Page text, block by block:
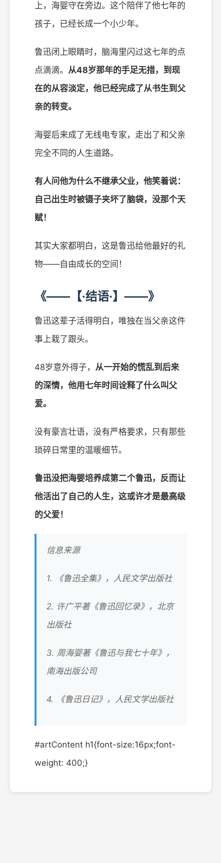
上，海婴守在旁边。这个陪伴了他七年的
孩子，已经长成一个小少年。
鲁迅闭上眼睛时，脑海里闪过这七年的点
点滴滴。 从48岁那年的手足无措，到现
在的从容淡定，他已经完成了从书生到父
亲的转变。
海婴后来成了无线电专家，走出了和父亲
完全不同的人生道路。
有人问他为什么不继承父业，他笑着说：
自己出生时被镊子夹坏了脑袋，没那个天
赋！
其实大家都明白，这是鲁迅给他最好的礼
物——自由成长的空间！
《——【·结语·】——》
鲁迅这辈子活得明白，唯独在当父亲这件
事上栽了跟头。
48岁意外得子， 从一开始的慌乱到后来
的深情，他用七年时间诠释了什么叫父
爱。
没有豪言壮语，没有严格要求，只有那些
琐碎日常里的温暖细节。
鲁迅没把海婴培养成第二个鲁迅，反而让
他活出了自己的人生，这或许才是最高级
的父爱！
信息来源
1. 《鲁迅全集》，人民文学出版社
2. 许广平著《鲁迅回忆录》，北京
出版社
3. 周海婴著《鲁迅与我七十年》，
南海出版公司
4. 《鲁迅日记》，人民文学出版社
#artContent h1{font-size:16px;font-
weight: 400;}